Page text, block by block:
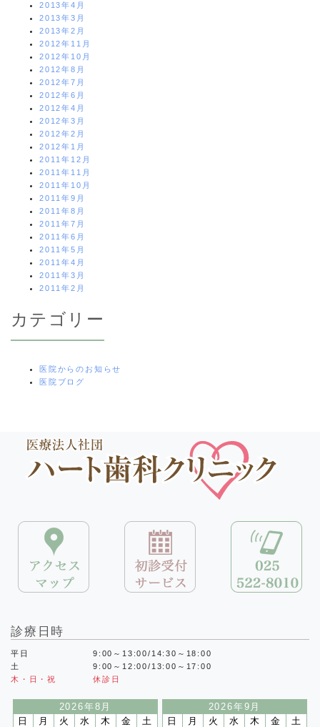
2013年4月
2013年3月
2013年2月
2012年11月
2012年10月
2012年8月
2012年7月
2012年6月
2012年4月
2012年3月
2012年2月
2012年1月
2011年12月
2011年11月
2011年10月
2011年9月
2011年8月
2011年7月
2011年6月
2011年5月
2011年4月
2011年3月
2011年2月
カテゴリー
医院からのお知らせ
医院ブログ
診療日時
平日
9:00～13:00/14:30～18:00
土
9:00～12:00/13:00～17:00
木・日・祝
休診日
2026年8月
日
月 火 水 木 金
土
2026年9月
日
月 火 水 木 金
土